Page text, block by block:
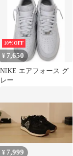
10%OFF
¥ 7,650
NIKE エアフォース グ
レー
¥ 7,999